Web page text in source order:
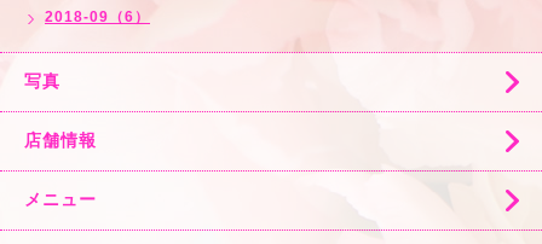
2018-09（6）
写真
店舗情報
メニュー